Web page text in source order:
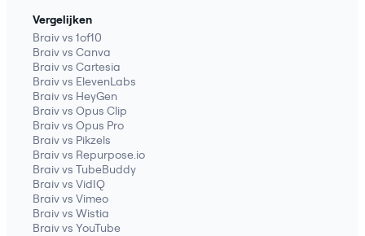
Vergelijken
Braiv vs 1of10
Braiv vs Canva
Braiv vs Cartesia
Braiv vs ElevenLabs
Braiv vs HeyGen
Braiv vs Opus Clip
Braiv vs Opus Pro
Braiv vs Pikzels
Braiv vs Repurpose.io
Braiv vs TubeBuddy
Braiv vs VidIQ
Braiv vs Vimeo
Braiv vs Wistia
Braiv vs YouTube